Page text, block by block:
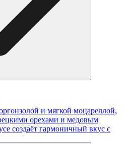
и мягкой моцареллой,
орехами и медовым
создаёт гармоничный вкус с